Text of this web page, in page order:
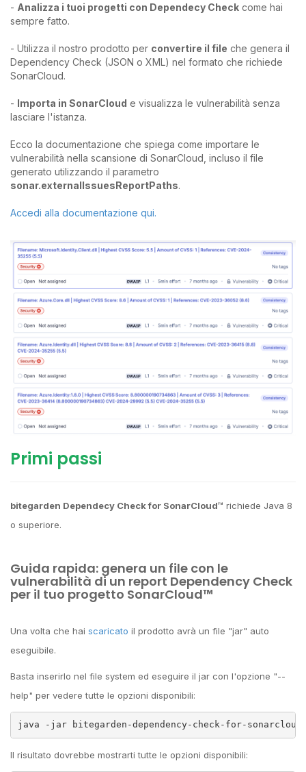
- Analizza i tuoi progetti con Dependecy Check come hai
sempre fatto.
- Utilizza il nostro prodotto per convertire il file che genera il
Dependency Check (JSON o XML) nel formato che richiede
SonarCloud.
- Importa in SonarCloud e visualizza le vulnerabilità senza
lasciare l'istanza.
Ecco la documentazione che spiega come importare le
vulnerabilità nella scansione di SonarCloud, incluso il file
generato utilizzando il parametro
sonar.externalIssuesReportPaths.
Accedi alla documentazione qui.
Primi passi
bitegarden Dependecy Check for SonarCloud™ richiede Java 8
o superiore.
Guida rapida: genera un file con le
vulnerabilità di un report Dependency Check
per il tuo progetto SonarCloud™
Una volta che hai scaricato il prodotto avrà un file "jar" auto
eseguibile.
Basta inserirlo nel file system ed eseguire il jar con l'opzione "--
help" per vedere tutte le opzioni disponibili:
java -jar bitegarden-dependency-check-for-
Il risultato dovrebbe mostrarti tutte le opzioni disponibili: